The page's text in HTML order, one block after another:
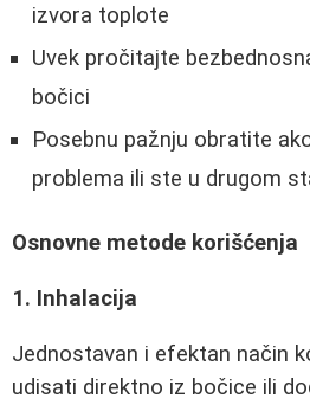
izvora toplote
Uvek pročitajte
bočici
Posebnu pažnju obratite
problema ili ste u drugom
Osnovne metode korišćenja
1. Inhalacija
Jednostavan i efektan način
udisati direktno iz bočice ili